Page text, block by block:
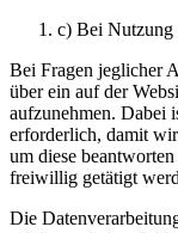
c) Bei Nutzung
Bei Fragen jeglicher
über ein auf der
aufzunehmen. Dabei
erforderlich, damit
um diese
freiwillig getätigt
Die